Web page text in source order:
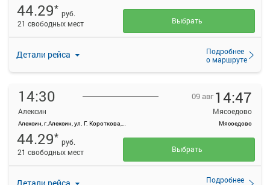
Детали рейса
Подробнее
о маршруте
44.29* руб.
21 свободных мест
Выбрать
14:30
Алексин
Алексин, г.Алексин, ул. Г. Короткова, д.4
09 авг 14:47
Мясоедово
Мясоедово
Подробнее
44.29* руб.
21 свободных мест
Выбрать